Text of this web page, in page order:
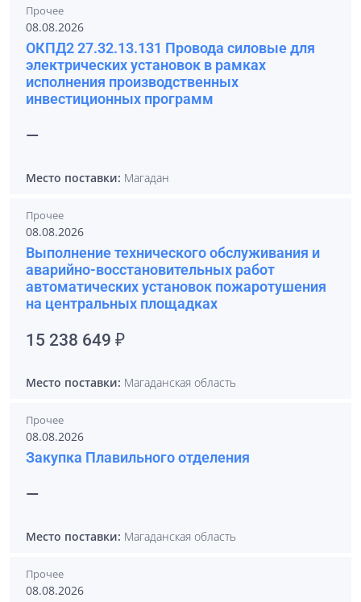
Прочее
08.08.2026
ОКПД2 27.32.13.131 Провода силовые для
электрических установок в рамках
исполнения производственных
инвестиционных программ
—
Место поставки: Магадан
Прочее
08.08.2026
Выполнение технического обслуживания и
аварийно-восстановительных работ
автоматических установок пожаротушения
на центральных площадках
15 238 649 ₽
Место поставки: Магаданская область
Прочее
08.08.2026
Закупка Плавильного отделения
—
Место поставки: Магаданская область
Прочее
08.08.2026